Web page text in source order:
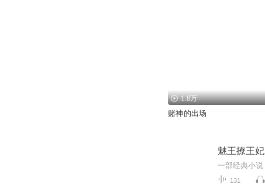
1.8万
赌神的出场
魅王撩王妃
131